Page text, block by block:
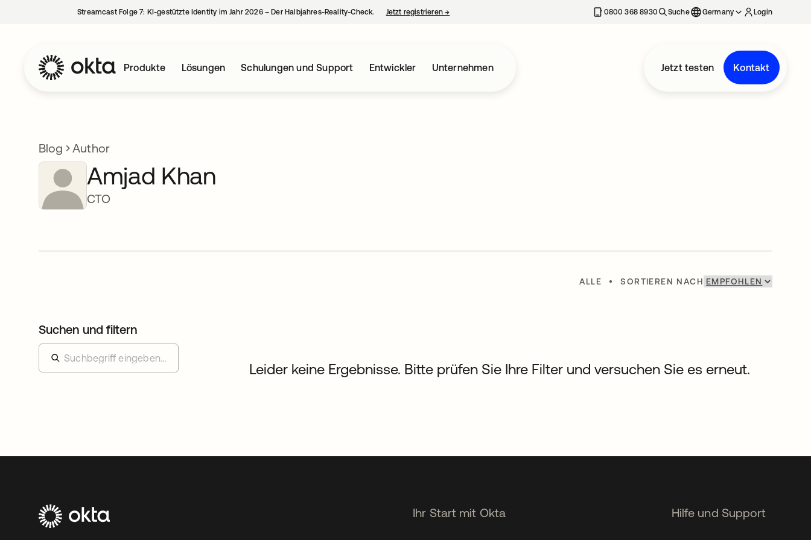
Streamcast Folge 7: KI-gestützte Identity im Jahr 2026 – Der Halbjahres-Reality-Check. Jetzt registrieren→ 0800 368 8930 Suche Germany Login
Produkte Lösungen Schulungen und Support Entwickler Unternehmen Jetzt testen Kontakt
Blog Author
Amjad Khan
CTO
ALLE • SORTIEREN NACH
Suchen und filtern
Leider keine Ergebnisse. Bitte prüfen Sie Ihre Filter und versuchen Sie es erneut.
Ihr Start mit Okta Hilfe und Support